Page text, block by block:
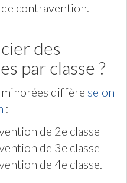
contravention.
des
par classe ?
minorées diffère selon
:
de 2e classe
de 3e classe
de 4e classe.